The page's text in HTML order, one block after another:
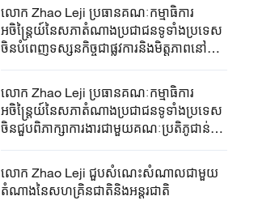
លោក Zhao Leji ប្រធានគណៈកម្មាធិការ
អចិន្ត្រៃយ៍នៃសភាតំណាងប្រជាជនទូទាំងប្រទេស​
ចិនបំពេញទស្សនកិច្ចជាផ្លូវការនិងមិត្តភាពនៅ
ប្រទេសកាហ្សាក់ស្ថាន
លោក Zhao Leji ប្រធាន​គណៈកម្មាធិការ​
អចិន្ត្រៃយ៍នៃ​សភា​តំណាង​ប្រជាជន​ទូទាំង​ប្រទេស​
ចិន​ជួប​ពិភាក្សា​ការងារ​ជាមួយ​គណៈប្រតិភូជាន់​
ខ្ពស់​នៃ​សមាគម​មិត្តភាពអូទ្រីស​-​ចិន​
លោក Zhao Leji ជួបសំណេះសំណាលជាមួយ
តំណាងនៃសហគ្រិនជាតិនិងអន្តរជាតិ